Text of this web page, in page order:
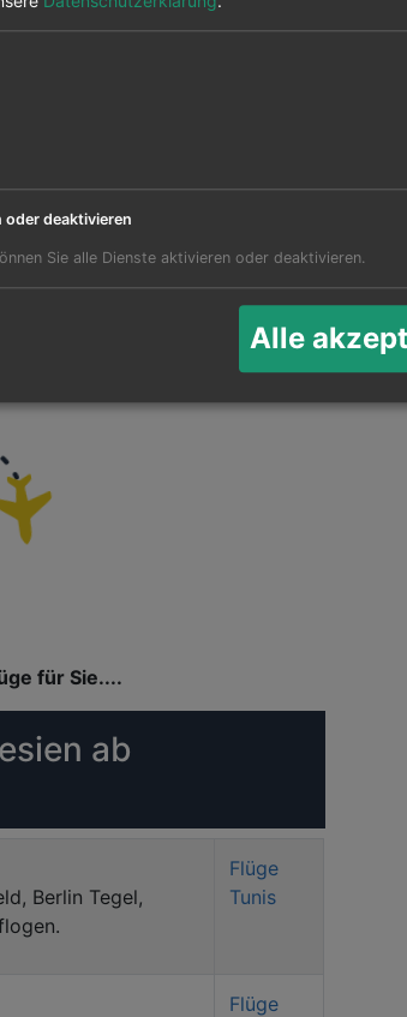
oder aktuelle Flug Angebote
Sie den Überblick. Wir haben für
zusammengetragen,
Sie auf den Flughafen Ihrer Wahl
zu prüfen. Neben Nonstop
und
angezeigt.
um die billigsten Flüge zum
für Sie....
ab
Berlin Tegel,
Flüge
Tunis
Flüge
oder deaktivieren
Sie alle Dienste aktivieren oder deaktivieren.
Alle